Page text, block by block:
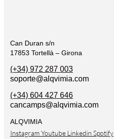
Can Duran s/n
17853 Tortellà – Girona
(+34) 972 287 003
soporte@alqvimia.com
(+34) 604 427 646
cancamps@alqvimia.com
ALQVIMIA
InstagramYoutube Linkedin Spotify